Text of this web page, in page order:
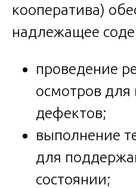
кооператива)
надлежащее
проведение
осмотров для
дефектов;
выполнение
для
состоянии;